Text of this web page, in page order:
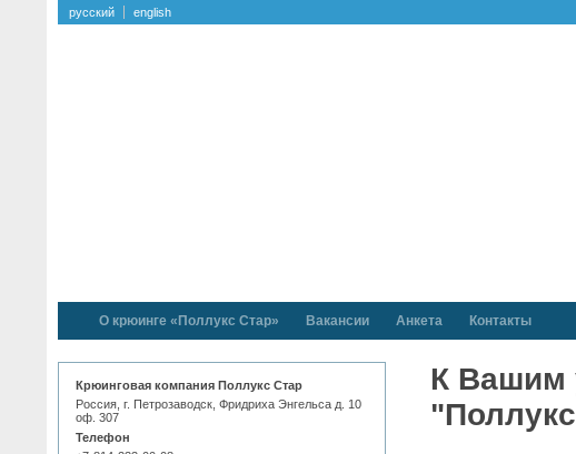
русский english
О крюинге «Поллукс Стар» Вакансии Анкета Контакты
Крюинговая компания Поллукс Стар
Россия, г. Петрозаводск, Фридриха Энгельса д. 10
оф. 307
Телефон
К Вашим